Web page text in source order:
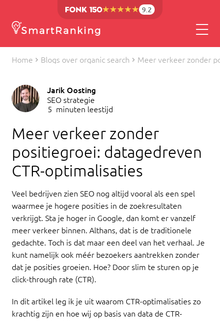
9.2
Home Blogs over organic search Meer verkeer zonder
Jarik Oosting
SEO strategie
5 minuten leestijd
Meer verkeer zonder
positiegroei: datagedreven
CTR-optimalisaties
Veel bedrijven zien SEO nog altijd vooral als een spel
waarmee je hogere posities in de zoekresultaten
verkrijgt. Sta je hoger in Google, dan komt er vanzelf
meer verkeer binnen. Althans, dat is de traditionele
gedachte. Toch is dat maar een deel van het verhaal. Je
kunt namelijk ook méér bezoekers aantrekken zonder
dat je posities groeien. Hoe? Door slim te sturen op je
click-through rate (CTR).
In dit artikel leg ik je uit waarom CTR-optimalisaties zo
krachtig zijn en hoe wij op basis van data de CTR-